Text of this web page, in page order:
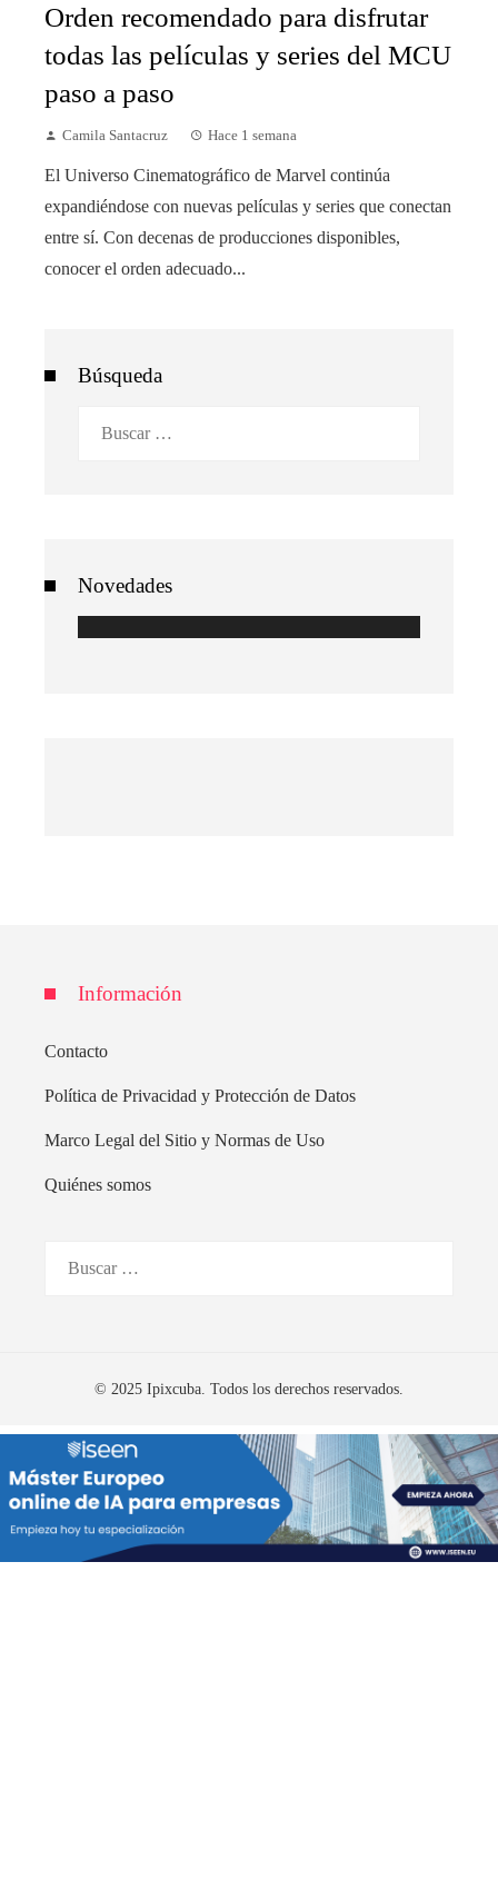
Orden recomendado para disfrutar
todas las películas y series del MCU
paso a paso
Camila Santacruz Hace 1 semana
El Universo Cinematográfico de Marvel continúa
expandiéndose con nuevas películas y series que conectan
entre sí. Con decenas de producciones disponibles,
conocer el orden adecuado...
Búsqueda
Novedades
Información
Contacto
Política de Privacidad y Protección de Datos
Marco Legal del Sitio y Normas de Uso
Quiénes somos
© 2025 Ipixcuba. Todos los derechos reservados.